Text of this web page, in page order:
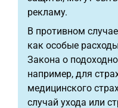
рекламу.
В противном
как особые
Закона о
например, для
медицинского
случай ухода или